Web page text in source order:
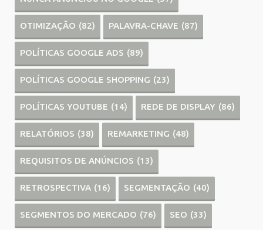
OTIMIZAÇÃO (82) PALAVRA-CHAVE (87)
POLÍTICAS GOOGLE ADS (89)
POLÍTICAS GOOGLE SHOPPING (23)
POLÍTICAS YOUTUBE (14) REDE DE DISPLAY (86)
RELATÓRIOS (38) REMARKETING (48)
REQUISITOS DE ANÚNCIOS (13)
RETROSPECTIVA (16) SEGMENTAÇÃO (40)
SEGMENTOS DO MERCADO (76) SEO (33)